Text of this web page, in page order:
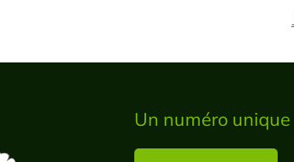
Un numéro unique